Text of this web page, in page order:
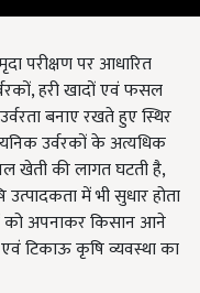
परीक्षण पर आधारित
हरी खादों एवं फसल
बनाए रखते हुए स्थिर
उर्वरकों के अत्यधिक
की लागत घटती है,
में भी सुधार होता
को अपनाकर किसान आने
टिकाऊ कृषि व्यवस्था का